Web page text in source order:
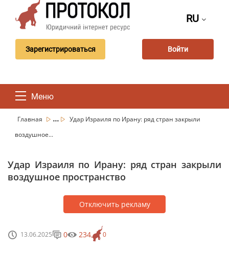
RU
Зарегистрироваться Войти
Меню
Главная ...
Удар Израиля по Ирану: ряд стран закрыли
воздушное...
Удар Израиля по Ирану: ряд стран закрыли
воздушное пространство
Отключить рекламу
13.06.2025 0
0 234